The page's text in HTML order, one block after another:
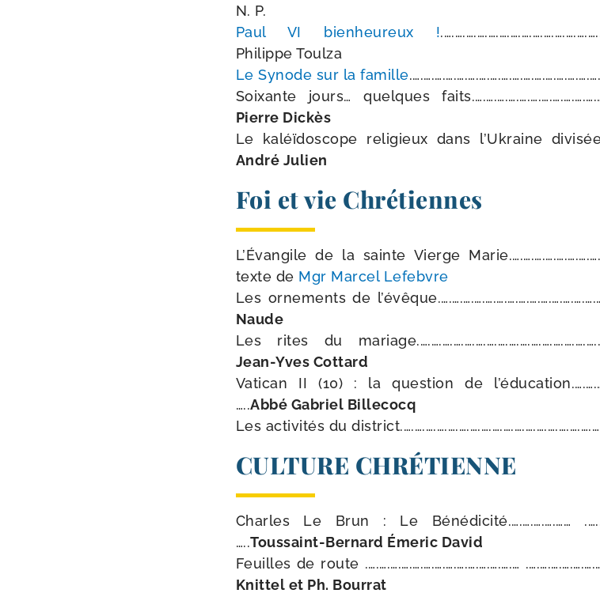
N. P.
Paul VI bien­heu­reux !
Philippe Toulza
Le Synode sur la famille
Soixante jours… quelques
Pierre Dickès
Le kaléï­do­scope reli­gieux dans l’Ukraine
André Julien
Foi et vie Chrétiennes
L’Évangile de la sainte Vierge
texte de Mgr Marcel Lefebvre
Les orne­ments de
Naude
Les rites du
Jean-​Yves Cottard
Vatican II (10) : la ques­tion de
…..Abbé Gabriel Billecocq
Les acti­vi­tés du
CULTURE CHRÉTIENNE
Charles Le Brun : Le Bénédicité.….….….….……
…..Toussaint-​Bernard Émeric David
Feuilles de route .….….….….….….….….….….….….….…
Knittel et Ph. Bourrat